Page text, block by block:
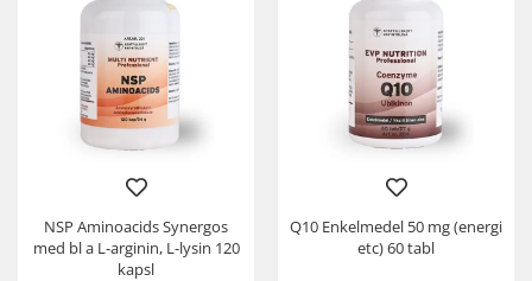
NSP Aminoacids Synergos
med bl a L-arginin, L-lysin 120
kapsl
Q10 Enkelmedel 50 mg (energi
etc) 60 tabl